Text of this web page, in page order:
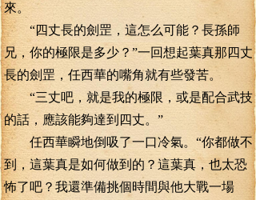
來。
“四丈長的劍罡，這怎么可能？長孫師
兄，你的極限是多少？”一回想起葉真那四丈
長的劍罡，任西華的嘴角就有些發苦。
“三丈吧，就是我的極限，或是配合武技
的話，應該能夠達到四丈。”
任西華瞬地倒吸了一口冷氣。“你都做不
到，這葉真是如何做到的？這葉真，也太恐
怖了吧？我還準備挑個時間與他大戰一場